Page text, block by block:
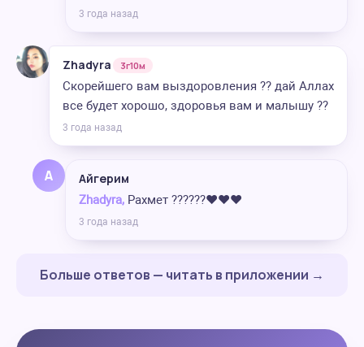
3 года назад
Zhadyra 3г10м
Скорейшего вам выздоровления ?? дай Аллах
все будет хорошо, здоровья вам и малышу ??
3 года назад
А Айгерим
Zhadyra, Рахмет ??????❤️❤️❤️
3 года назад
Больше ответов — читать в приложении →